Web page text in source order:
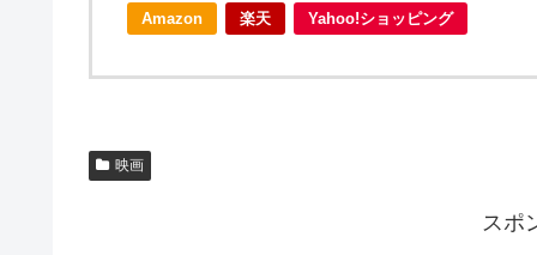
Amazon 楽天 Yahoo!ショッピング
映画
スポ